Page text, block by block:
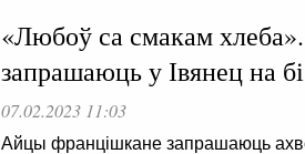
«Любоў са смакам
запрашаюць у Івянец на
07.02.2023 11:03
Айцы францішкане запрашаюць